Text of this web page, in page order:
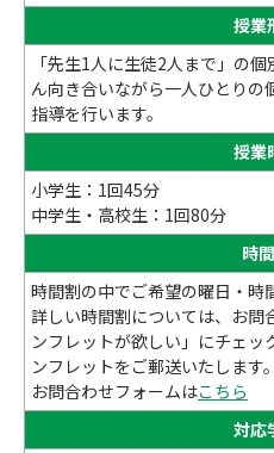
授業
「先生1人に生徒2人まで」の
ん向き合いながら一人ひとりの
指導を行います。
授業
小学生：1回45分
中学生・高校生：1回80分
時
時間割の中でご希望の曜日・時
詳しい時間割については、お問
ンフレットが欲しい」にチェ
ンフレットをご郵送いたします。
お問合わせフォームはこちら
対応